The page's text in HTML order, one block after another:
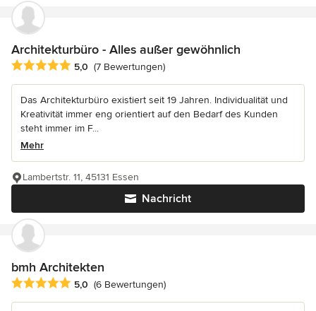
Architekturbüro - Alles außer gewöhnlich
Durchschnittliche Bewertung: 5 von 5 Sternen
5,0 (7 Bewertungen)
Das Architekturbüro existiert seit 19 Jahren. Individualität und
Kreativität immer eng orientiert auf den Bedarf des Kunden
steht immer im F...
Mehr
Nachricht
Lambertstr. 11, 45131 Essen
bmh Architekten
Durchschnittliche Bewertung: 5 von 5 Sternen
5,0 (6 Bewertungen)